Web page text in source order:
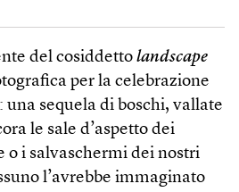
del cosiddetto landscape
per la celebrazione
sequela di boschi, vallate
le sale d’aspetto dei
o i salvaschermi dei nostri
l’avrebbe immaginato